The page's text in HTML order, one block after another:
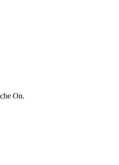
On.